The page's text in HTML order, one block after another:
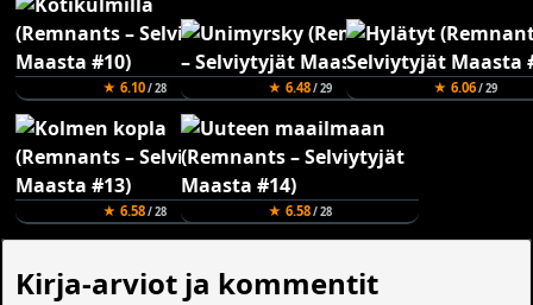
★ 6.10/ 28 ★ 6.48/ 29 ★ 6.06/ 29
★ 6.58/ 28 ★ 6.58/ 28
Kirja-arviot ja kommentit